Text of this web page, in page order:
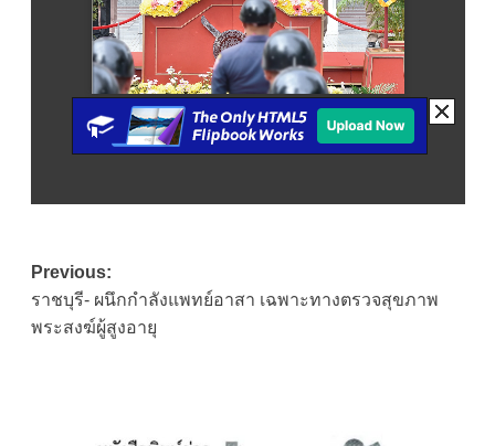
Post
navigation
Previous:
ราชบุรี- ผนึกกำลังแพทย์อาสา เฉพาะทางตรวจสุขภาพ
พระสงฆ์ผู้สูงอายุ